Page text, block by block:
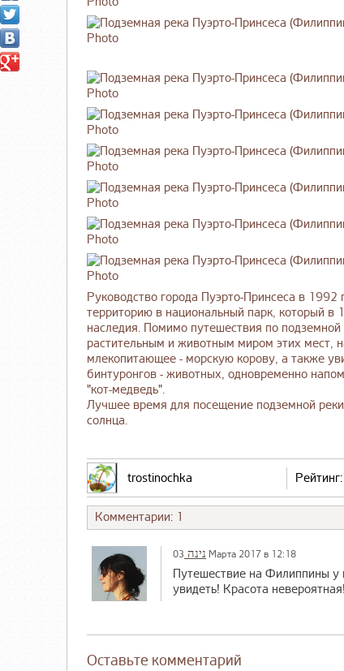
Руководство города Пуэрто-Принсеса в
территорию в национальный парк, который
наследия. Помимо путешествия по
растительным и животным миром этих мест,
млекопитающее - морскую корову, а также
бинтуронгов - животных, одновременно
"кот-медведь".
Лучшее время для посещение подземной
солнца.
trostinochka Рейтинг:
Комментарии: 1
נינה 03 Марта 2017 в 12:18
Путешествие на Филиппины у
увидеть! Красота невероятная!
Оставьте комментарий